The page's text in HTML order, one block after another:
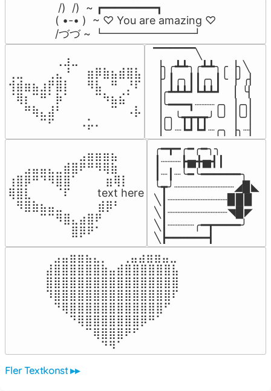
/)  /)  ~ ┏━━━━━━━━┓
( •-• )  ~ ♡ You are amazing ♡
/づづ ~ ┗━━━━━━━━┛
⠀⠀⠀⠀⠀⠀⢀⣰⣀⠀⠀⠀⠀⠀⠀⠀⠀
⢀⣀⠀⠀⠀⢀⣄⠘⠀⠀⣶⡿⣷⣦⣾⣿⣧
⢺⣾⣶⣦⣰⡟⣿⡇⠀⠀⠻⣧⠀⠛⠀⡘⠏
⠈⢿⡆⠉⠛⠁⡷⠁⠀⠀⠀⠉⠳⣦⣮⠁⠀
⠀⠀⠛⢷⣄⣼⠃⠀⠀⠀⠀⠀⠀⠉⠀⠠⡧
⠀⠀⠀⠀⠉⠋⠀⠀⠀⠠⡥⠄⠀⠀⠀⠀⠀
▔▔▔▔▔╲
▕╮╭┻┻╮╭┻┻╮╭▕╮╲
▕╯┃╭╮┃┃╭╮┃╰▕╯╭▏
▕╭┻┻┻┛┗┻┻┛  ▕  ╰▏
▕╰━━━┓┈┈┈╭╮▕╭╮▏
▕╭╮╰┳┳┳┳╯╰╯▕╰╯▏
▕╰╯┈┗┛┗┛┈╭╮▕╮┈▏
⠀⠀⠀⠀⠀⠀⠀⠀⠀⣠⣶⣶⣶⣦⠀⠀
⠀⠀⣠⣤⣤⣄⣀⣾⣿⠟⠛⠻⢿⣷⠀
⢰⣿⡿⠛⠙⠻⣿⣿⠁⠀⠀ ⠀⣶⢿⡇
⢿⣿⣇⠀⠀⠀⠈⠏⠀⠀⠀ text here
⠀⠻⣿⣷⣦⣤⣀⠀⠀⠀ ⠀⣾⡿⠃⠀
⠀⠀⠀⠀⠉⠉⠻⣿⣄⣴⣿⠟⠀⠀⠀
⠀⠀⠀⠀⠀⠀⠀⠀⣿⡿⠟⠁⠀⠀⠀
╭━┳━╭━╭━╮╮
┃┈┈┈┣▅╋▅┫┃
┃┈┃┈╰━╰━━━━━━╮
╰┳╯┈┈┈┈┈┈┈┈┈◢▉◣
╲┃┈┈┈┈┈┈┈┈┈▉▉▉
╲┃┈┈┈┈┈┈┈┈┈◥▉◤
╲┃┈┈┈┈╭━┳━━━━╯
╲┣━━━━━━┫﻿
⠀⣠⣤⣶⣶⣦⣄⡀  ⠀⢀⣤⣴⣶⣶⣤⣀⠀
⣼⣿⣿⣿⣿⣿⣿⣷⣤⣾⣿⣿⣿⣿⣿⣿⣧
⣿⣿⣿⣿⣿⣿⣿⣿⣿⣿⣿⣿⣿⣿⣿⣿⣿
⠹⣿⣿⣿⣿⣿⣿⣿⣿⣿⣿⣿⣿⣿⣿⣿⠏
⠀⠙⢿⣿⣿⣿⣿⣿⣿⣿⣿⣿⣿⣿⣿⠋⠀
⠀⠀⠀⠙⢿⣿⣿⣿⣿⣿⣿⣿⡿⠛⠁⠀⠀
⠀⠀⠀⠀⠀⠉⢿⣿⣿⣿⠟⠋⠀⠀⠀⠀⠀
⠀⠀⠀⠀⠀⠀⠀⠙⠻⠁⠀⠀⠀⠀⠀⠀⠀⠀⠀⠀⠀⠀⠀
Fler Textkonst ▸▸